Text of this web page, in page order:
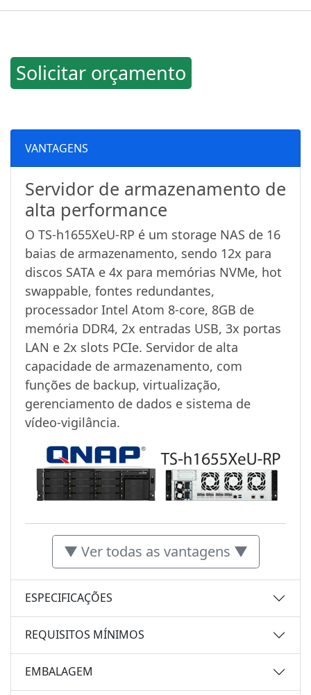
Solicitar orçamento
VANTAGENS
Servidor de armazenamento de
alta performance
O TS-h1655XeU-RP é um storage NAS de 16
baias de armazenamento, sendo 12x para
discos SATA e 4x para memórias NVMe, hot
swappable, fontes redundantes,
processador Intel Atom 8-core, 8GB de
memória DDR4, 2x entradas USB, 3x portas
LAN e 2x slots PCIe. Servidor de alta
capacidade de armazenamento, com
funções de backup, virtualização,
gerenciamento de dados e sistema de
vídeo-vigilância.
▼ Ver todas as vantagens ▼
ESPECIFICAÇÕES
REQUISITOS MÍNIMOS
EMBALAGEM